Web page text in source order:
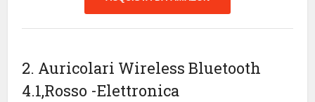
2. Auricolari Wireless Bluetooth
4.1,Rosso -Elettronica